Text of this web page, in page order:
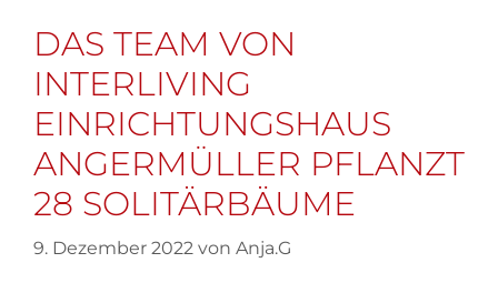
DAS TEAM VON
INTERLIVING
EINRICHTUNGSHAUS
ANGERMÜLLER PFLANZT
28 SOLITÄRBÄUME
9. Dezember 2022 von Anja.G